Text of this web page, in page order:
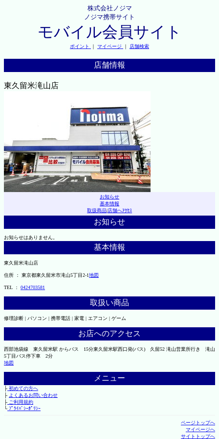
株式会社ノジマ
ノジマ携帯サイト
モバイル会員サイト
ポイント ｜ マイページ ｜ 店舗検索
店舗情報
東久留米滝山店
お知らせ
基本情報
取扱商品|店舗へｱｸｾｽ
お知らせ
お知らせはありません。
基本情報
東久留米滝山店
住所 ： 東京都東久留米市滝山5丁目2-1地図
TEL ： 0424703581
取扱い商品
修理診断 | パソコン | 携帯電話 | 家電 | エアコン | ゲーム
お店へのアクセス
西部池袋線 東久留米駅 からバス 15分東久留米駅西口発(バス) 久留52 滝山営業所行き 滝山
5丁目バス停下車 2分
地図
メニュー
├初めての方へ
├ よくあるお問い合わせ
├ご利用規約
└ﾌﾟﾗｲﾊﾞｼｰﾎﾟﾘｼｰ
ページトップへ
マイページへ
サイトトップへ